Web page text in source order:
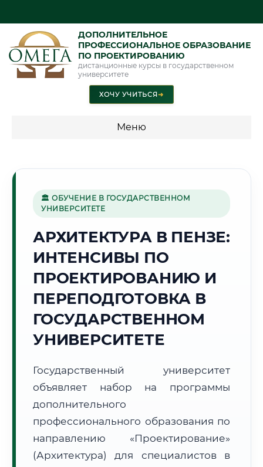
ДОПОЛНИТЕЛЬНОЕ
ПРОФЕССИОНАЛЬНОЕ ОБРАЗОВАНИЕ
ПО ПРОЕКТИРОВАНИЮ
дистанционные курсы в государственном
университете
ХОЧУ УЧИТЬСЯ➜
Меню
🌳
Г. ПЕНЗА
02:57:37
Воскресенье, 9 Августа
2026 г.
Погода в г. Пенза: 🌫️ +19°C
Световой день:
15 ч. 14 мин.
📍 Региональная справка
Субъект:
Пензенская область
Тел. код:
+7 (8412)
Почтовые индексы:
440000–440999
🏛 ОБУЧЕНИЕ В ГОСУДАРСТВЕННОМ
УНИВЕРСИТЕТЕ
АРХИТЕКТУРА В ПЕНЗЕ:
ИНТЕНСИВЫ ПО
ПРОЕКТИРОВАНИЮ И
ПЕРЕПОДГОТОВКА В
ГОСУДАРСТВЕННОМ
УНИВЕРСИТЕТЕ
Государственный университет
объявляет набор на программы
дополнительного
профессионального образования по
направлению «Проектирование»
(Архитектура) для специалистов в